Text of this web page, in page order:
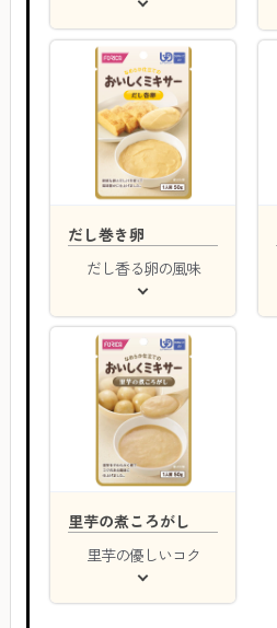
だし巻き卵
だし香る卵の風味
里芋の煮ころがし
里芋の優しいコク